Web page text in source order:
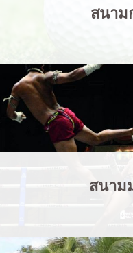
สนาม
สนาม